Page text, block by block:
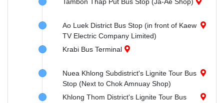
Ao Luek District Bus Stop (in front of Kaew
TV Electric Company Limited)
Krabi Bus Terminal
Nuea Khlong Subdistrict's Lignite Tour Bus
Stop (Next to Chok Amnuay Shop)
Khlong Thom District's Lignite Tour Bus